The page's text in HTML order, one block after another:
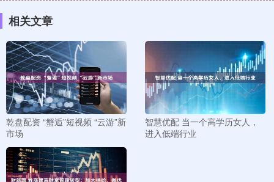
相关文章
乾盘配资 “蟹逅”短视频 “云游”新
市场
智慧优配 当一个高学历女人，
进入低端行业